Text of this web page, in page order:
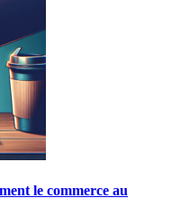
le commerce au